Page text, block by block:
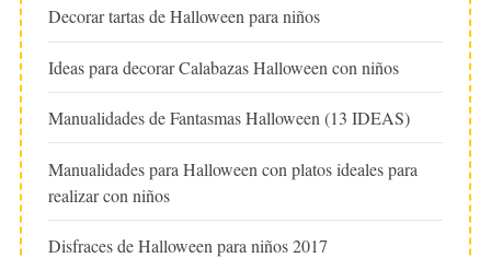
Decorar tartas de Halloween para niños
Ideas para decorar Calabazas Halloween con niños
Manualidades de Fantasmas Halloween (13 IDEAS)
Manualidades para Halloween con platos ideales para
realizar con niños
Disfraces de Halloween para niños 2017